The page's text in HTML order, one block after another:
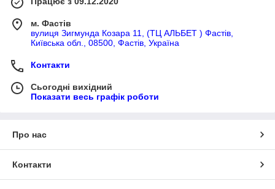
м. Фастів
вулиця Зигмунда Козара 11, (ТЦ АЛЬБЕТ ) Фастів,
Київська обл., 08500, Фастів, Україна
Контакти
Сьогодні вихідний
Показати весь графік роботи
Про нас
Контакти